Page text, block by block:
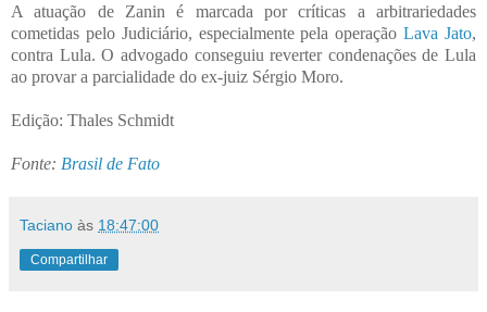
A atuação de Zanin é marcada por críticas a arbitrariedades
cometidas pelo Judiciário, especialmente pela operaçãoLava Jato,
contra Lula. O advogado conseguiu reverter condenações de Lula
ao provar a parcialidade do ex-juiz Sérgio Moro.
Edição: Thales Schmidt
Fonte: Brasil de Fato
Taciano às 18:47:00
Compartilhar